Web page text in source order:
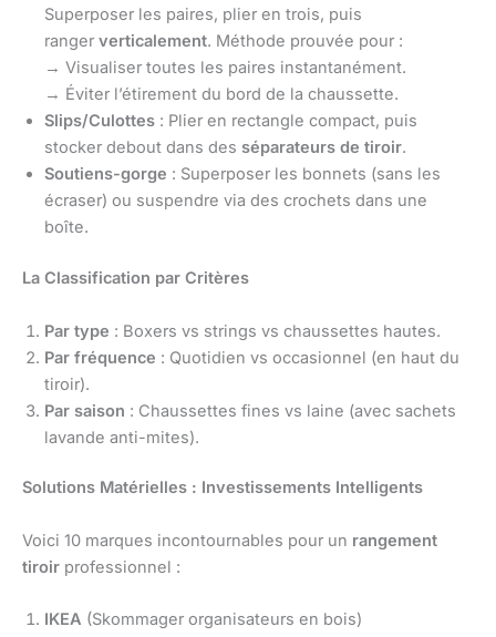
Superposer les paires, plier en trois, puis
ranger verticalement. Méthode prouvée pour :
→ Visualiser toutes les paires instantanément.
→ Éviter l’étirement du bord de la chaussette.
Slips/Culottes : Plier en rectangle compact, puis
stocker debout dans des séparateurs de tiroir.
Soutiens-gorge : Superposer les bonnets (sans les
écraser) ou suspendre via des crochets dans une
boîte.
La Classification par Critères
Par type : Boxers vs strings vs chaussettes hautes.
Par fréquence : Quotidien vs occasionnel (en haut du
tiroir).
Par saison : Chaussettes fines vs laine (avec sachets
lavande anti-mites).
Solutions Matérielles : Investissements Intelligents
Voici 10 marques incontournables pour un rangement
tiroir professionnel :
IKEA (Skommager organisateurs en bois)